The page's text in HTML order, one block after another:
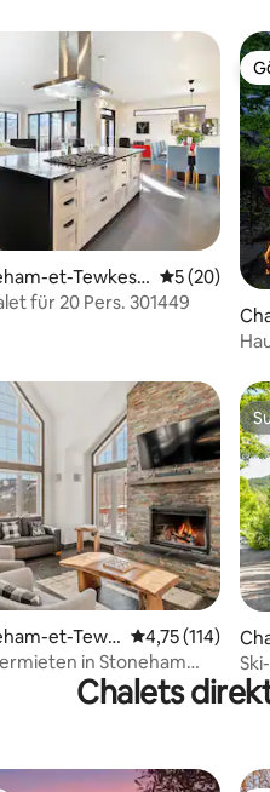
4,5 von 5, 4 Bewertungen
et-Tewkesb
5 (20)
für 20 Pers. 301449
4,76 von 5, 62 Bewertungen
et-Tewk
4,75 (114)
in Stoneham
Chalets